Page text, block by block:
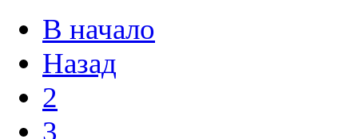
В начало
Назад
2
3